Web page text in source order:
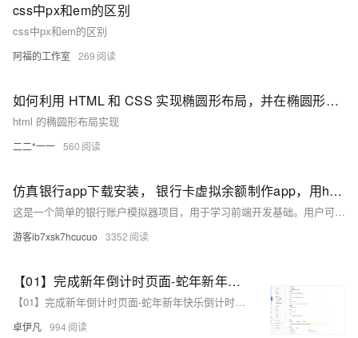
css中px和em的区别
css中px和em的区别
阿福的工作室 269
如何利用 HTML 和 CSS 实现椭圆形布局，并在椭圆形路径上渲染可点击座位？
html 的椭圆形布局实现
二二*一一 560
仿真银行app下载安装， 银行卡虚拟余额制作app，用html+css+js实现逼真娱乐工具
这是一个简单的银行账户模拟器项目，用于学习前端开发基础。用户可进行存款、取款操作，所有数据存储于浏览器内存中
游客ib7xsk7hcucuo 3352
【01】完成新年倒计时页面-蛇年新年快乐倒计时领取礼物放烟花html代码优雅草科技央千澈写采用html5+div+CSS+JavaScript-优雅草卓伊凡-做一条关于新年的代码分享给你们-为了C站的分拼一下子
【01】完成新年倒计时页面-蛇年新年快乐倒计时领取礼物放烟花html代码优雅草科技央千澈写采用html5+div+CSS+JavaScript-优雅草卓伊凡-做一条关于新年的代码分享给你们-为了C站的分拼一下子
卓伊凡 994